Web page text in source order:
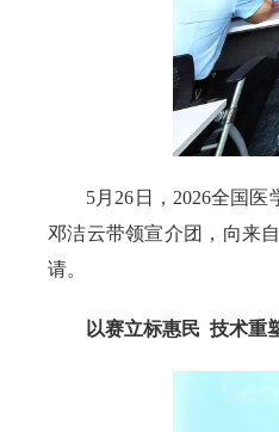
5月26日，2026全国
邓洁云带领宣介团，向来
请。
以赛立标惠民 技术重